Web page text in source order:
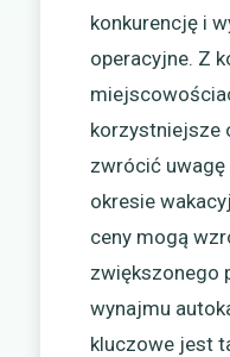
konkurencję i
operacyjne. Z
korzystniejsze
zwrócić
okresie
ceny mogą
zwiększonego
wynajmu
kluczowe jest